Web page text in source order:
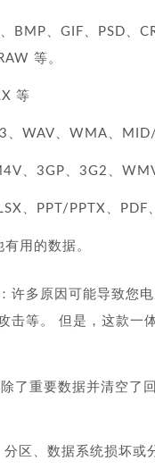
BMP、GIF、PSD、
等。
等
、WAV、WMA、
、3GP、3G2、
、PPT/PPTX、PDF
用的数据。
许多原因可能导致您
击等。 但是，这款一
了重要数据并清空了
区、数据系统损坏或